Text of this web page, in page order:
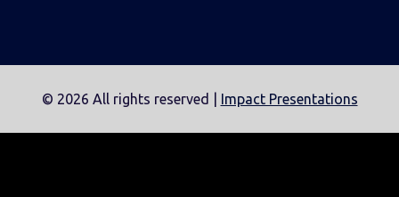
© 2026 All rights reserved | Impact Presentations